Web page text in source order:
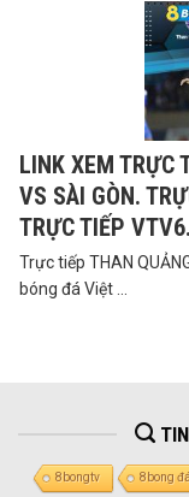
LINK XEM TRỰC
VS SÀI GÒN.
TRỰC TIẾP
Trực tiếp THAN
bóng đá Việt ...
8bongtv 8bong